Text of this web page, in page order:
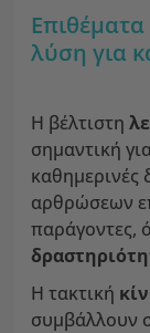
λύση για
Η βέλτιστη
σημαντική
καθημερινές
αρθρώσεων
παράγοντες,
Η τακτική
συμβάλλουν